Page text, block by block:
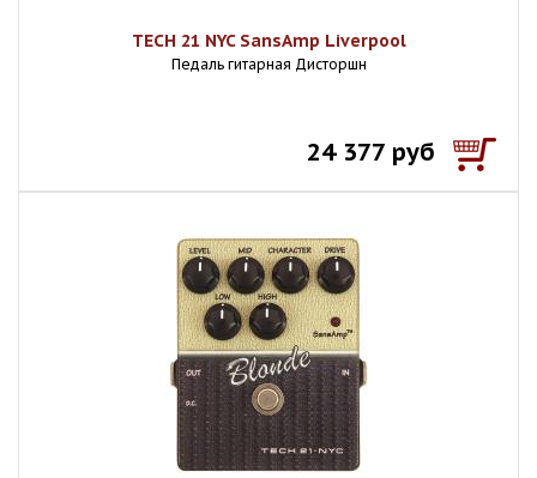
TECH 21 NYC SansAmp Liverpool
Педаль гитарная Дисторшн
24 377 руб